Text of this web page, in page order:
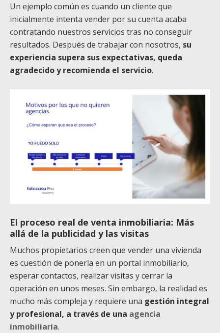
Un ejemplo común es cuando un cliente que
inicialmente intenta vender por su cuenta acaba
contratando nuestros servicios tras no conseguir
resultados. Después de trabajar con nosotros, su
experiencia supera sus expectativas, queda
agradecido y recomienda el servicio.
El proceso real de venta inmobiliaria: Más
allá de la publicidad y las visitas
Muchos propietarios creen que vender una vivienda
es cuestión de ponerla en un portal inmobiliario,
esperar contactos, realizar visitas y cerrar la
operación en unos meses. Sin embargo, la realidad es
mucho más compleja y requiere una gestión integral
y profesional, a través de una agencia
inmobiliaria.